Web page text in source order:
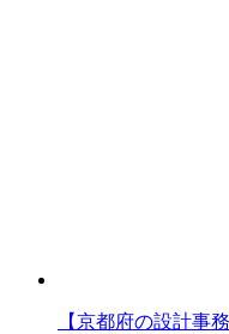
【京都府の設計事